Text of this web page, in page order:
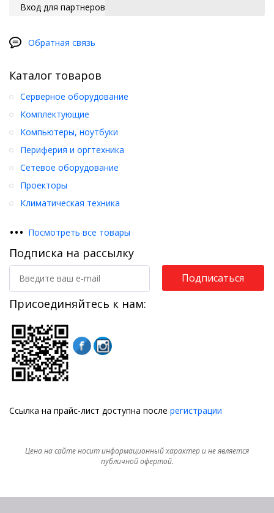
Вход для партнеров
Обратная связь
Каталог товаров
Серверное оборудование
Комплектующие
Компьютеры, ноутбуки
Периферия и оргтехника
Сетевое оборудование
Проекторы
Климатическая техника
••• Посмотреть все товары
Подписка на рассылку
Подписаться
Присоединяйтесь к нам:
Ссылка на прайс-лист доступна после регистрации
Цена на сайте носит информационный характер и не является
публичной офертой.